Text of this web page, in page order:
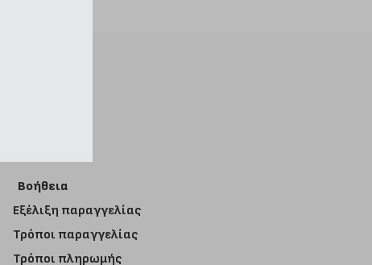
Βοήθεια
Εξέλιξη παραγγελίας
Τρόποι παραγγελίας
Τρόποι πληρωμής